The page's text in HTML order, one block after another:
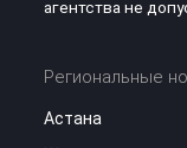
агентства не
Региональные
Астана